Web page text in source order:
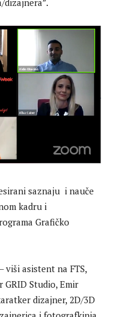
saznaju i nauče
kadru i
Grafičko
viši asistent na FTS,
Studio, Emir
dizajner, 2D/3D